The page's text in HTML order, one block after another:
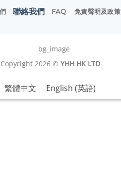
聯絡我們 FAQ 免責聲明及政策
Copyright 2026 © YHH HK LTD
繁體中文 English (英語)